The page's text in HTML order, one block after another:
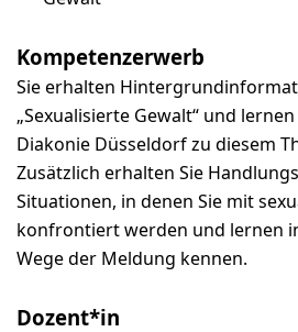
Kompetenzerwerb
Sie erhalten
„Sexualisierte Gewalt“ und
Diakonie Düsseldorf zu diesem
Zusätzlich erhalten Sie
Situationen, in denen Sie mit
konfrontiert werden und lernen
Wege der Meldung kennen.
Dozent*in